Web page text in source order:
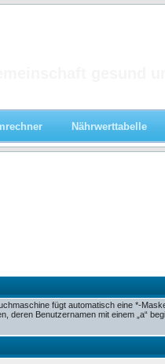
Nährwerttabelle
fügt automatisch eine *-
deren Benutzernamen mit einem „a“